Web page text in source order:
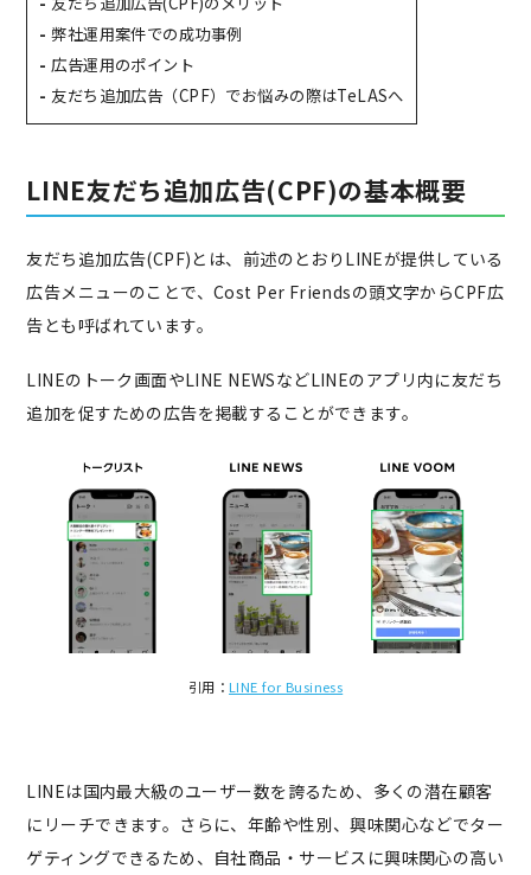
弊社運用案件での成功事例
広告運用のポイント
友だち追加広告（CPF）でお悩みの際はTeLASへ
LINE友だち追加広告(CPF)の基本概要
友だち追加広告(CPF)とは、前述のとおりLINEが提供している
広告メニューのことで、Cost Per Friendsの頭文字からCPF広
告とも呼ばれています。
LINEのトーク画面やLINE NEWSなどLINEのアプリ内に友だち
追加を促すための広告を掲載することができます。
引用：LINE for Business
LINEは国内最大級のユーザー数を誇るため、多くの潜在顧客
にリーチできます。さらに、年齢や性別、興味関心などでター
ゲティングできるため、自社商品・サービスに興味関心の高い